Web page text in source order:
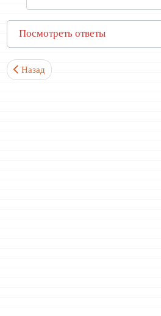
Посмотреть ответы
Предыдущий: Топики по английскому
Назад